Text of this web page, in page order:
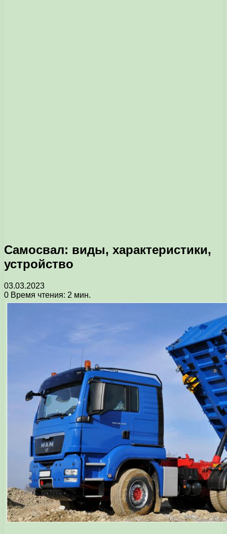
Самосвал: виды, характеристики,
устройство
03.03.2023
0 Время чтения: 2 мин.